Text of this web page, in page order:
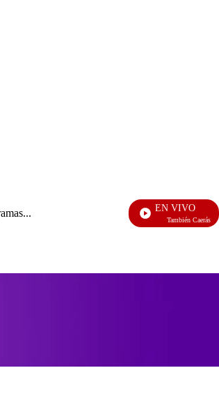
Entrada
de
EN VIVO
También Caerás